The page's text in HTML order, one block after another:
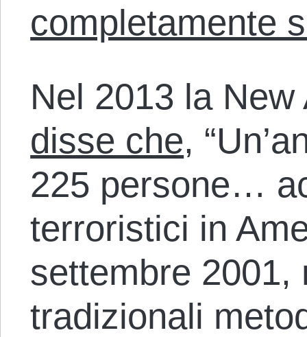
completamente
Nel 2013 la
disse che,
225 persone…
terroristici in
settembre 2001,
tradizionali